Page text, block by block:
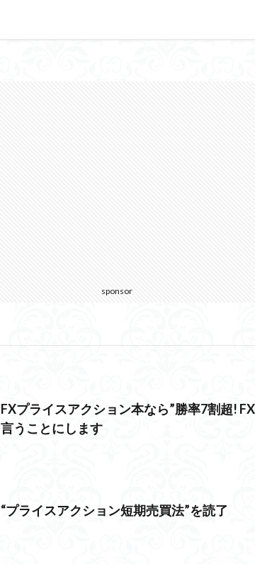
sponsor
FXプライスアクション本なら”勝率7割超!
言うことにします
“プライスアクション短期売買法”を読了